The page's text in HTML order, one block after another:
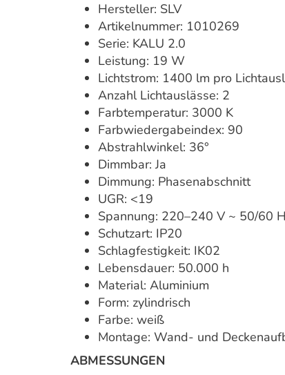
Hersteller: SLV
Artikelnummer: 1010269
Serie: KALU 2.0
Leistung: 19 W
Lichtstrom: 1400 lm pro
Anzahl Lichtauslässe: 2
Farbtemperatur: 3000 K
Farbwiedergabeindex: 90
Abstrahlwinkel: 36°
Dimmbar: Ja
Dimmung: Phasenabschnitt
UGR: <19
Spannung: 220–240 V ~ 50/60
Schutzart: IP20
Schlagfestigkeit: IK02
Lebensdauer: 50.000 h
Material: Aluminium
Form: zylindrisch
Farbe: weiß
Montage: Wand- und
ABMESSUNGEN